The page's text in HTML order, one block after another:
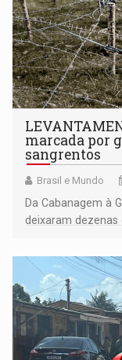
marcada por
sangrentos
Brasil e Mundo
Da Cabanagem à
deixaram
territoriais e